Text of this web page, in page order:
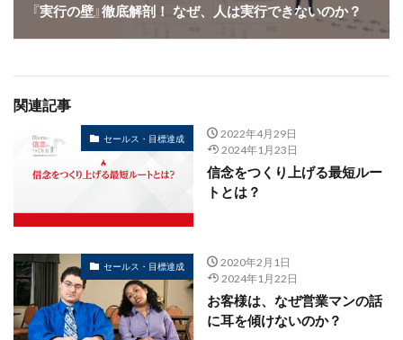
『実行の壁』徹底解剖！ なぜ、人は実行できないのか？
関連記事
セールス・目標達成
2022年4月29日
2024年1月23日
信念をつくり上げる最短ルー
トとは？
セールス・目標達成
2020年2月1日
2024年1月22日
お客様は、なぜ営業マンの話
に耳を傾けないのか？